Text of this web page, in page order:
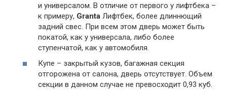
и универсалом. В отличие от первого у лифтбека –
к примеру, Granta Лифтбек, более длиннющий
задний свес. При всем этом дверь может быть
покатой, как у универсала, либо более
ступенчатой, как у автомобиля.
Купе – закрытый кузов, багажная секция
отгорожена от салона, дверь отсутствует. Объем
секции в данном случае не превосходит 0,93 куб.